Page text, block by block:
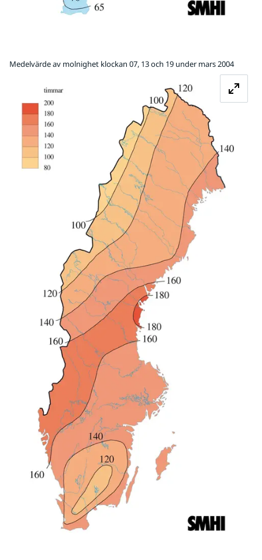
Medelvärde av molnighet klockan 07, 13 och 19 under mars 2004